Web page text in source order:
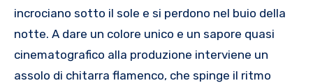
incrociano sotto il sole e si perdono nel buio della
notte. A dare un colore unico e un sapore quasi
cinematografico alla produzione interviene un
assolo di chitarra flamenco, che spinge il ritmo